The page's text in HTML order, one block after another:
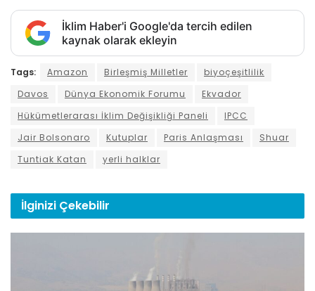
İklim Haber'i Google'da tercih edilen
kaynak olarak ekleyin
Tags: Amazon Birleşmiş Milletler
biyoçeşitlilik
Davos
Dünya Ekonomik Forumu
Ekvador
Hükümetlerarası İklim Değişikliği Paneli
IPCC
Jair Bolsonaro
Kutuplar Paris Anlaşması
Shuar
Tuntiak Katan
yerli halklar
İlginizi Çekebilir